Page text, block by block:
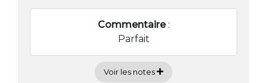
Commentaire:
Parfait
Voir les notes